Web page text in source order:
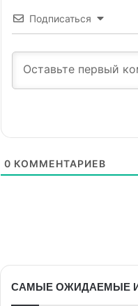
Подписаться
0 КОММЕНТАРИЕВ
САМЫЕ ОЖИДАЕМЫЕ